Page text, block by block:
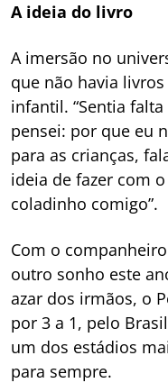
A ideia do livro
A imersão no
que não havia
infantil. “Sentia
pensei: por que eu
para as crianças,
ideia de fazer com
coladinho comigo”.
Com o
outro sonho este
azar dos irmãos, o
por 3 a 1, pelo
um dos estádios
para sempre.